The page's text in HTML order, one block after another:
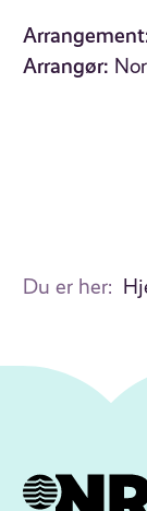
Arrangør:
Du er her: